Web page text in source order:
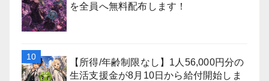
を全員へ無料配布します！
【所得/年齢制限なし】1人56,000円分の
生活支援金が8月10日から給付開始しま